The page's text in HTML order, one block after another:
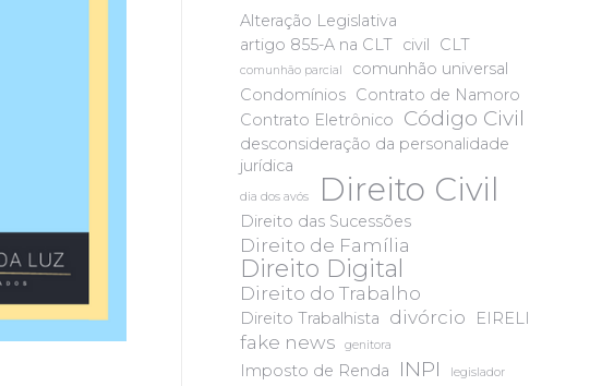
Alteração Legislativa
artigo 855-A na CLT civil CLT
comunhão parcial
comunhão universal
Condomínios Contrato de Namoro
Contrato Eletrônico
Código Civil
desconsideração da personalidade
jurídica
dia dos avós Direito Civil
Direito das Sucessões
Direito de Família
Direito Digital
Direito do Trabalho
Direito Trabalhista divórcio EIRELI
fake news genitora
Imposto de Renda INPI legislador